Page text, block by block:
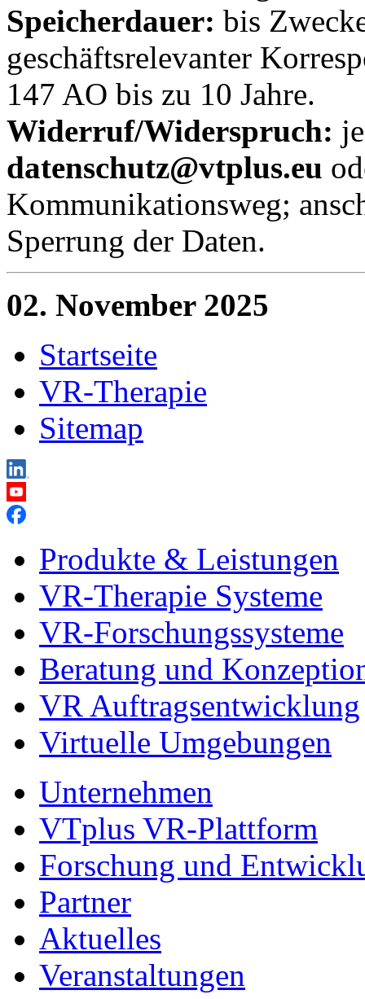
Speicherdauer: bis
geschäftsrelevanter
147 AO bis zu 10 Jahre.
Widerruf/Widerspruch:
datenschutz@vtplus.eu
Kommunikationsweg;
Sperrung der Daten.
02. November 2025
Startseite
VR-Therapie
Sitemap
Produkte & Leistungen
VR-Therapie Systeme
VR-Forschungssysteme
Beratung und
VR Auftragsentwicklung
Virtuelle Umgebungen
Unternehmen
VTplus VR-Plattform
Forschung und
Partner
Aktuelles
Veranstaltungen